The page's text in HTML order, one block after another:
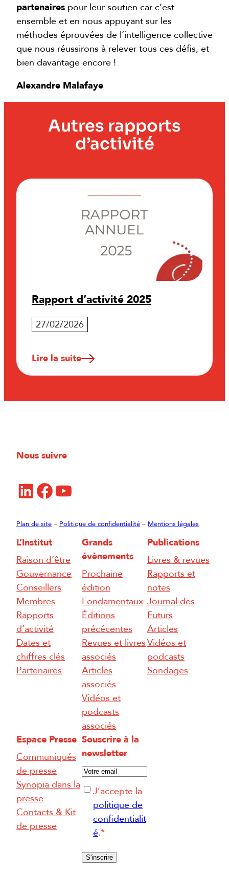
partenaires pour leur soutien car c’est
ensemble et en nous appuyant sur les
méthodes éprouvées de l’intelligence collective
que nous réussirons à relever tous ces défis, et
bien davantage encore !
Alexandre Malafaye
Autres rapports
d’activité
Rapport d’activité 2025
27/02/2026
Lire la suite
Nous suivre
LinkedIn Facebook YouTube
Plan de site – Politique de confidentialité – Mentions légales
L’Institut
Raison d’être
Gouvernance
Conseillers
Membres
Rapports
d’activité
Dates et
chiffres clés
Partenaires
Grands
évènements
Prochaine
édition
Fondamentaux
Éditions
précécentes
Revues et livres
associés
Articles
associés
Vidéos et
podcasts
associés
Publications
Livres & revues
Rapports et
notes
Journal des
Futurs
Articles
Vidéos et
podcasts
Sondages
Espace Presse
Communiqués
de presse
Synopia dans la
presse
Contacts & Kit
de presse
Souscrire à la
newsletter
E
-
*
R J’accepte la
politique de
confidentialit
é.*